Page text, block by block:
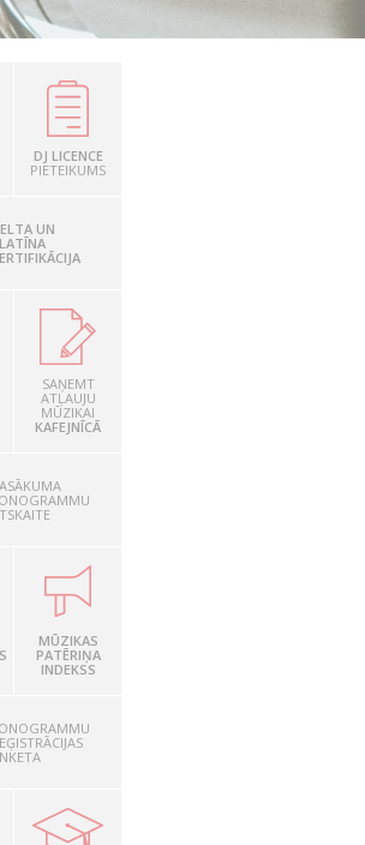
DJ LICENCE
PIETEIKUMS
UN
SAŅEMT
ATĻAUJU
MŪZIKAI
KAFEJNĪCĀ
MŪZIKAS
PATĒRIŅA
INDEKSS